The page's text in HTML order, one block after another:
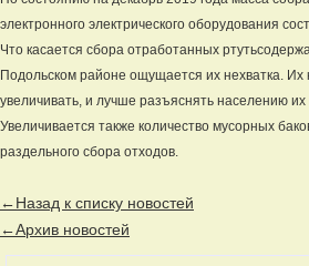
электронного электрического оборудования
Что касается сбора отработанных
Подольском районе ощущается их нехватка. Их
увеличивать, и лучше разъяснять населению
Увеличивается также количество мусорных
раздельного сбора отходов.
←Назад к списку новостей
←Архив новостей